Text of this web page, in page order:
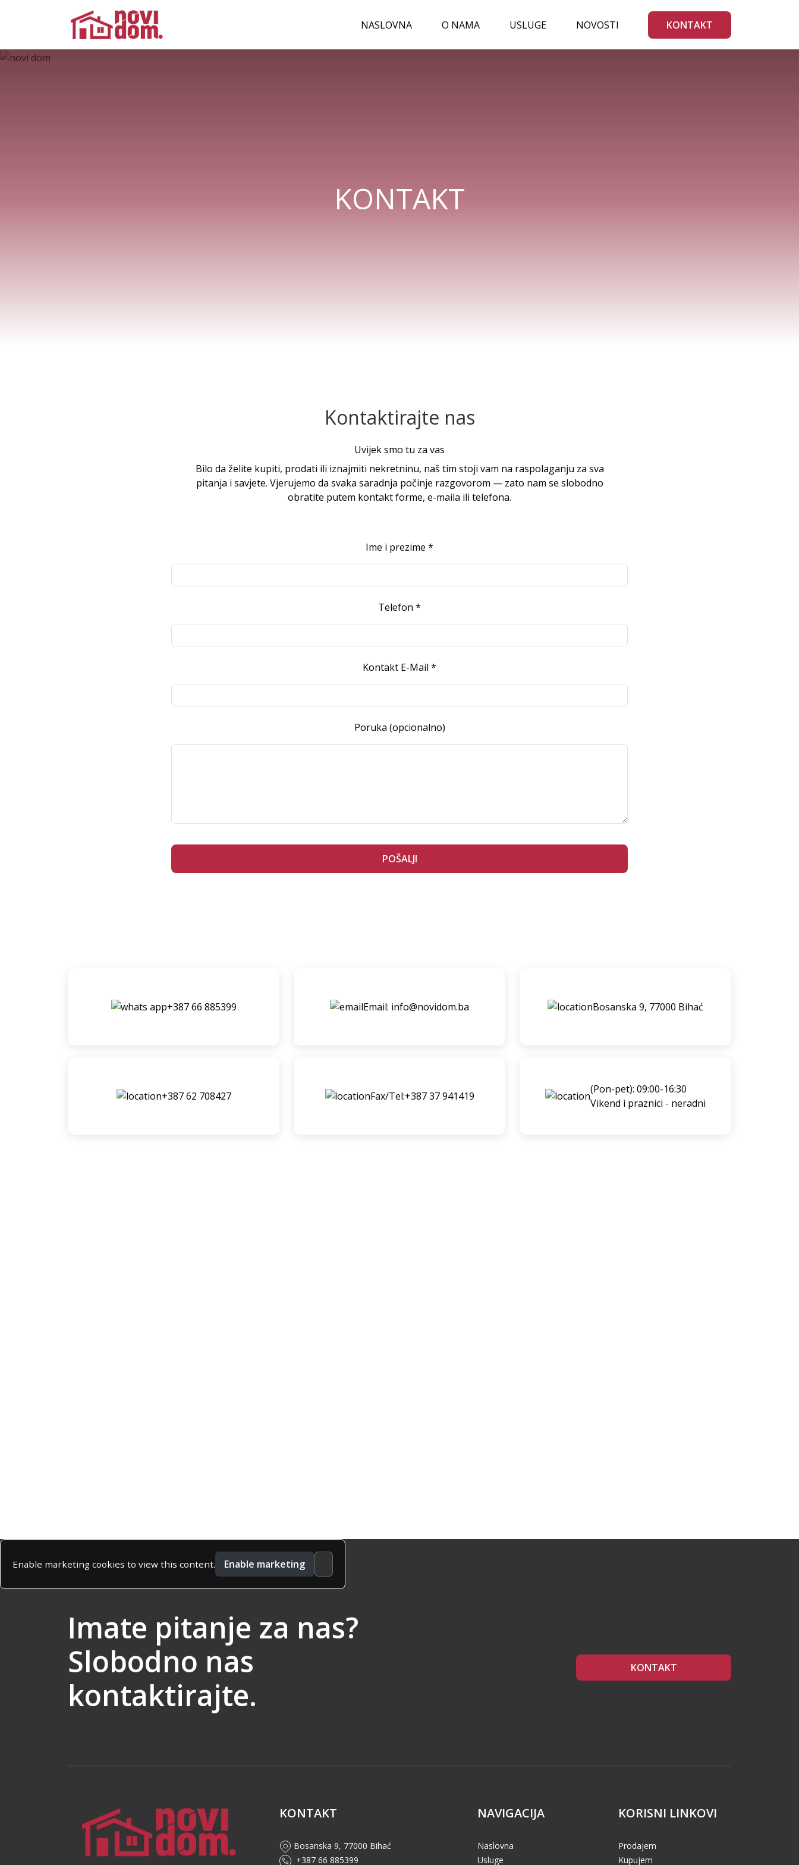
NASLOVNA O NAMA USLUGE NOVOSTI KONTAKT
KONTAKT
Kontaktirajte nas
Uvijek smo tu za vas
Bilo da želite kupiti, prodati ili iznajmiti nekretninu, naš tim stoji vam na raspolaganju za sva
pitanja i savjete. Vjerujemo da svaka saradnja počinje razgovorom — zato nam se slobodno
obratite putem kontakt forme, e-maila ili telefona.
Ime i prezime *
Telefon *
Kontakt E-Mail *
Poruka (opcionalno)
POŠALJI
+387 66 885399 Email: info@novidom.ba Bosanska 9, 77000 Bihać
+387 62 708427 Fax/Tel:+387 37 941419
(Pon-pet): 09:00-16:30
Vikend i praznici - neradni
Enable marketing cookies to view this content. Enable marketing
Imate pitanje za nas?
Slobodno nas
kontaktirajte.
KONTAKT
KONTAKT
Bosanska 9, 77000 Bihać
+387 66 885399
NAVIGACIJA
Naslovna
Usluge
KORISNI LINKOVI
Prodajem
Kupujem